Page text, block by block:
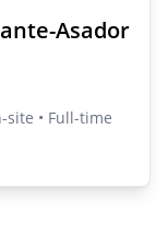
Asador
site • Full-time